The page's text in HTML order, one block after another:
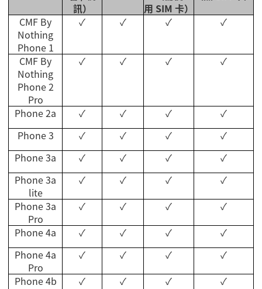
訊）
用 SIM 卡）
CMF By
Nothing
Phone 1
✓ ✓ ✓ ✓
CMF By
Nothing
Phone 2
Pro
✓ ✓ ✓ ✓
Phone 2a ✓ ✓ ✓
✓
Phone 3
✓ ✓ ✓
✓
Phone 3a
✓ ✓ ✓
✓
Phone 3a
lite
✓ ✓ ✓
✓
Phone 3a
Pro
✓ ✓ ✓
✓
Phone 4a
✓ ✓ ✓
✓
Phone 4a
Pro
✓ ✓ ✓
✓
Phone 4b
✓ ✓ ✓ ✓